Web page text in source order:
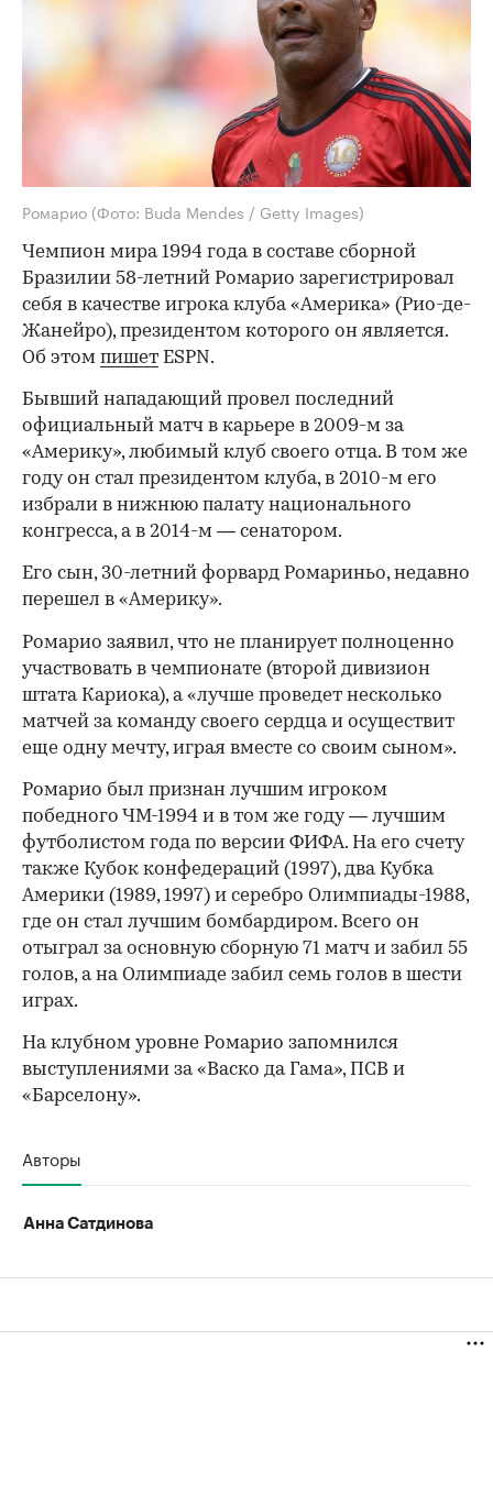
Ромарио (Фото: Buda Mendes / Getty Images)
Чемпион мира 1994 года в составе сборной
Бразилии 58-летний Ромарио зарегистрировал
себя в качестве игрока клуба «Америка» (Рио-де-
Жанейро), президентом которого он является.
Об этом пишет ESPN.
Бывший нападающий провел последний
официальный матч в карьере в 2009-м за
«Америку», любимый клуб своего отца. В том же
году он стал президентом клуба, в 2010-м его
избрали в нижнюю палату национального
конгресса, а в 2014-м — сенатором.
Его сын, 30-летний форвард Ромариньо, недавно
перешел в «Америку».
00:00 /
Ромарио заявил, что не планирует полноценно
участвовать в чемпионате (второй дивизион
штата Кариока), а «лучше проведет несколько
матчей за команду своего сердца и осуществит
еще одну мечту, играя вместе со своим сыном».
Ромарио был признан лучшим игроком
победного ЧМ-1994 и в том же году — лучшим
футболистом года по версии ФИФА. На его счету
также Кубок конфедераций (1997), два Кубка
Америки (1989, 1997) и серебро Олимпиады-1988,
где он стал лучшим бомбардиром. Всего он
отыграл за основную сборную 71 матч и забил 55
голов, а на Олимпиаде забил семь голов в шести
играх.
На клубном уровне Ромарио запомнился
выступлениями за «Васко да Гама», ПСВ и
«Барселону».
Авторы
Анна Сатдинова